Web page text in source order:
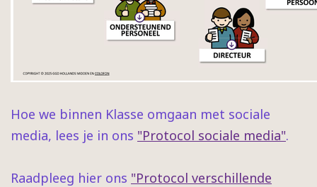
Hoe we binnen Klasse omgaan met sociale
media, lees je in ons "Protocol sociale media".
Raadpleeg hier ons "Protocol verschillende